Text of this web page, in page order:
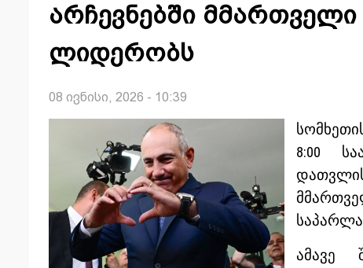
არჩევნებში
ლიდერობს
08 ივნისი, 2026 - 10:39
8:00
ამავე